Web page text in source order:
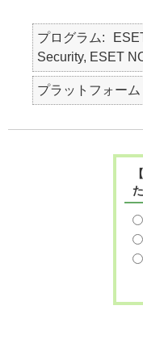
プログラム
Security, ESET
プラットフォーム